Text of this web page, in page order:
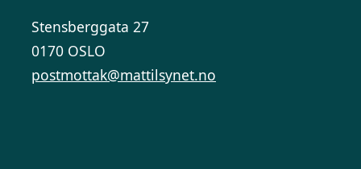
Stensberggata 27
0170 OSLO
postmottak@mattilsynet.no